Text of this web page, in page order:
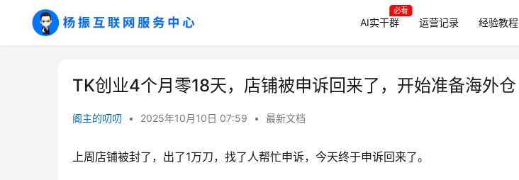
AI实干群
必看
运营记录 经验教程
TK创业4个月零18天，店铺被申诉回来了，开始准备海外仓
阁主的叨叨 • 2025年10月10日 07:59 • 最新文档
上周店铺被封了，出了1万刀，找了人帮忙申诉，今天终于申诉回来了。